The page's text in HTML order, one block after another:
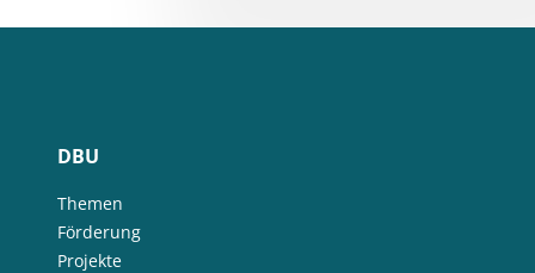
DBU
Themen
Förderung
Projekte